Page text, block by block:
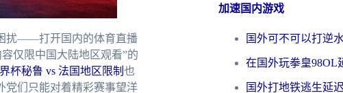
扰——打开国内的体育直播
仅限中国大陆地区观看”的
杯秘鲁 vs 法国地区限制 也
党们只能对着精彩赛事望洋
加速国内游戏